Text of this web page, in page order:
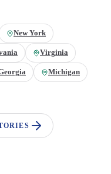
New York
Virginia
Michigan